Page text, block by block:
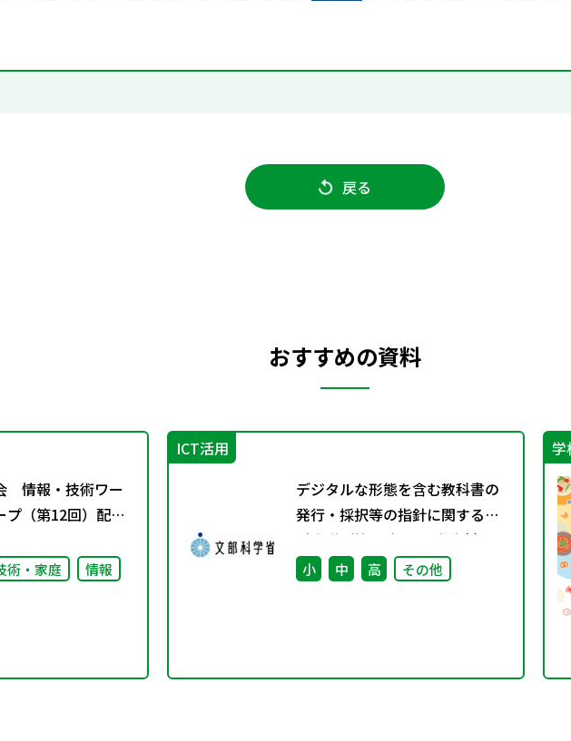
戻る
おすすめの資料
情報・技術ワー
プ（第12回）配付
術・家庭 情報
ICT活用
デジタルな形態を含む教科書の
発行・採択等の指針に関する検
討会議（第4回） 配布資料
小 中 高 その他
学